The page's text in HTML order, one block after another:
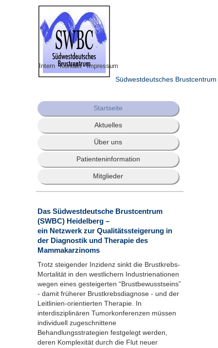
Intern Kontakt Impressum
Südwestdeutsches Brustcentrum
Startseite
Aktuelles
Über uns
Patienteninformation
Mitglieder
Das Südwestdeutsche Brustcentrum
(SWBC) Heidelberg –
ein Netzwerk zur Qualitätssteigerung in
der Diagnostik und Therapie des
Mammakarzinoms
Trotz steigender Inzidenz sinkt die Brustkrebs-
Mortalität in den westlichern Industrienationen
wegen eines gesteigerten “Brustbewusstseins”
- damit früherer Brustkrebsdiagnose - und der
Leitlinien-orientierten Therapie. In
interdisziplinären Tumorkonferenzen müssen
individuell zugeschnittene
Behandlungsstrategien festgelegt werden,
deren Komplexität durch die Flut neuer